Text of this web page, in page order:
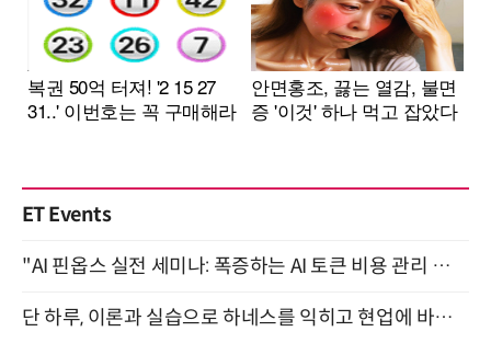
ET Events
"AI 핀옵스 실전 세미나: 폭증하는 AI 토큰 비용 관리 전략" 8월 21일 개최
단 하루, 이론과 실습으로 하네스를 익히고 현업에 바로 쓰는 핸즈온 워크숍 (8/20)